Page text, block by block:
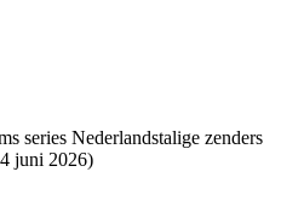
series Nederlandstalige zenders
juni 2026)